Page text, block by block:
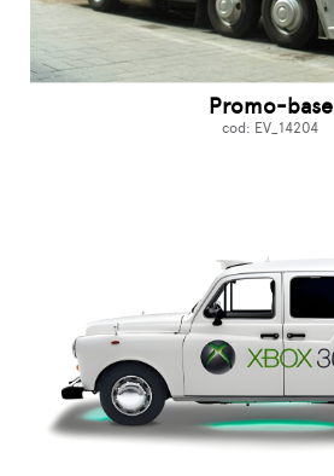
Promo-base
cod: EV_14204